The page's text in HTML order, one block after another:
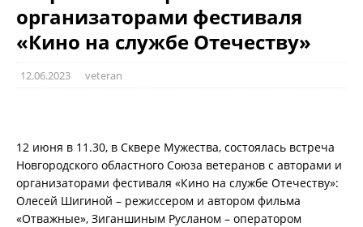
организаторами фестиваля
«Кино на службе Отечеству»
12.06.2023 veteran
12 июня в 11.30, в Сквере Мужества, состоялась встреча
Новгородского областного Союза ветеранов с авторами и
организаторами фестиваля «Кино на службе Отечеству»:
Олесей Шигиной – режиссером и автором фильма
«Отважные», Зиганшиным Русланом – оператором